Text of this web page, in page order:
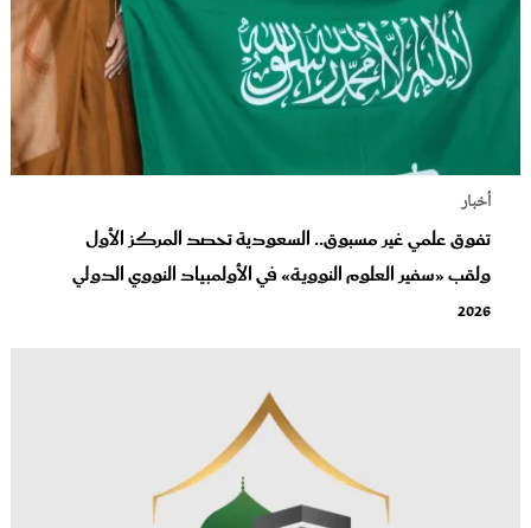
أخبار
تفوق علمي غير مسبوق.. السعودية تحصد المركز الأول
ولقب «سفير العلوم النووية» في الأولمبياد النووي الدولي
2026